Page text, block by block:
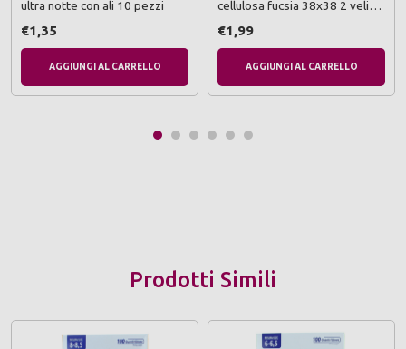
ultra notte con ali 10 pezzi
€1,35
AGGIUNGI AL CARRELLO
cellulosa fucsia 38x38 2 veli
punta
€1,99
AGGIUNGI AL CARRELLO
Prodotti Simili